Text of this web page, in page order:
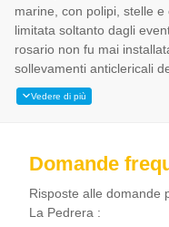
marine, con polipi, stelle
limitata soltanto dagli
rosario non fu mai
sollevamenti anticlericali
Vedere di più
Domande
Risposte alle domande
La Pedrera :